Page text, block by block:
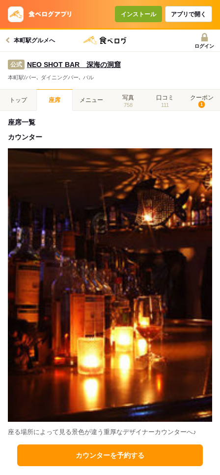
インストール アプリで開く
本町駅グルメへ
ログイン
公式 NEO SHOT BAR 深海の洞窟
本町駅/バー､ ダイニングバー､ バル
トップ 座席 メニュー 写真
758
口コミ
111
クーポン
1
座席一覧
カウンター
座る場所によって見る景色が違う重厚なデザイナーカウンターへ♪
カウンターを予約する